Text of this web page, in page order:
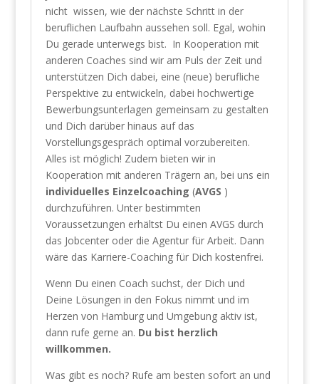
nicht wissen, wie der nächste Schritt in der
beruflichen Laufbahn aussehen soll. Egal, wohin
Du gerade unterwegs bist. In Kooperation mit
anderen Coaches sind wir am Puls der Zeit und
unterstützen Dich dabei, eine (neue) berufliche
Perspektive zu entwickeln, dabei hochwertige
Bewerbungsunterlagen gemeinsam zu gestalten
und Dich darüber hinaus auf das
Vorstellungsgespräch optimal vorzubereiten.
Alles ist möglich! Zudem bieten wir in
Kooperation mit anderen Trägern an, bei uns ein
individuelles Einzelcoaching (AVGS )
durchzuführen. Unter bestimmten
Voraussetzungen erhältst Du einen AVGS durch
das Jobcenter oder die Agentur für Arbeit. Dann
wäre das Karriere-Coaching für Dich kostenfrei.
Wenn Du einen Coach suchst, der Dich und
Deine Lösungen in den Fokus nimmt und im
Herzen von Hamburg und Umgebung aktiv ist,
dann rufe gerne an. Du bist herzlich
willkommen.
Was gibt es noch? Rufe am besten sofort an und